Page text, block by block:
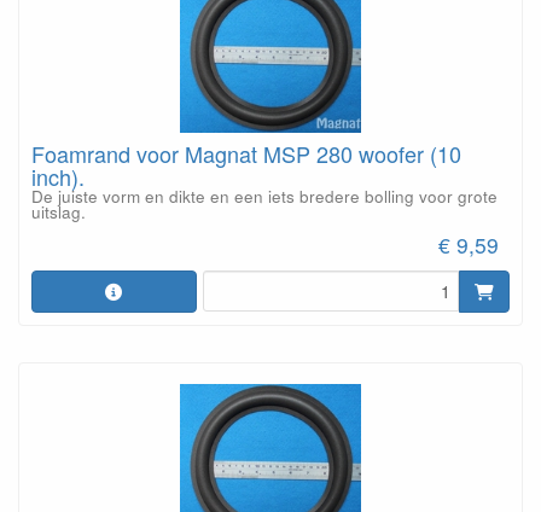
Foamrand voor Magnat MSP 280 woofer (10
inch).
De juiste vorm en dikte en een iets bredere bolling voor grote
uitslag.
€ 9,59